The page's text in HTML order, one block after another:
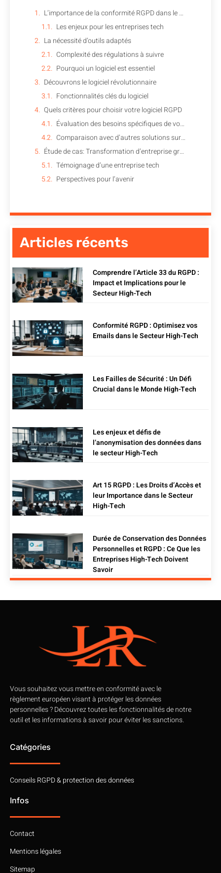
L’importance de la conformité RGPD dans le secteur technologique
Les enjeux pour les entreprises tech
La nécessité d’outils adaptés
Complexité des régulations à suivre
Pourquoi un logiciel est essentiel
Découvrons le logiciel révolutionnaire
Fonctionnalités clés du logiciel
Quels critères pour choisir votre logiciel RGPD
Évaluation des besoins spécifiques de votre entreprise
Comparaison avec d’autres solutions sur le marché
Étude de cas: Transformation d’entreprise grâce au logiciel
Témoignage d’une entreprise tech
Perspectives pour l’avenir
Articles récents
Comprendre l’Article 33 du RGPD :
Impact et Implications pour le
Secteur High-Tech
Conformité RGPD : Optimisez vos
Emails dans le Secteur High-Tech
Les Failles de Sécurité : Un Défi
Crucial dans le Monde High-Tech
Les enjeux et défis de
l’anonymisation des données dans
le secteur High-Tech
Art 15 RGPD : Les Droits d’Accès et
leur Importance dans le Secteur
High-Tech
Durée de Conservation des Données
Personnelles et RGPD : Ce Que les
Entreprises High-Tech Doivent
Savoir
Vous souhaitez vous mettre en conformité avec le
règlement européen visant à protéger les données
personnelles ? Découvrez toutes les fonctionnalités de notre
outil et les informations à savoir pour éviter les sanctions.
Catégories
Conseils RGPD & protection des données
Infos
Contact
Mentions légales
Sitemap